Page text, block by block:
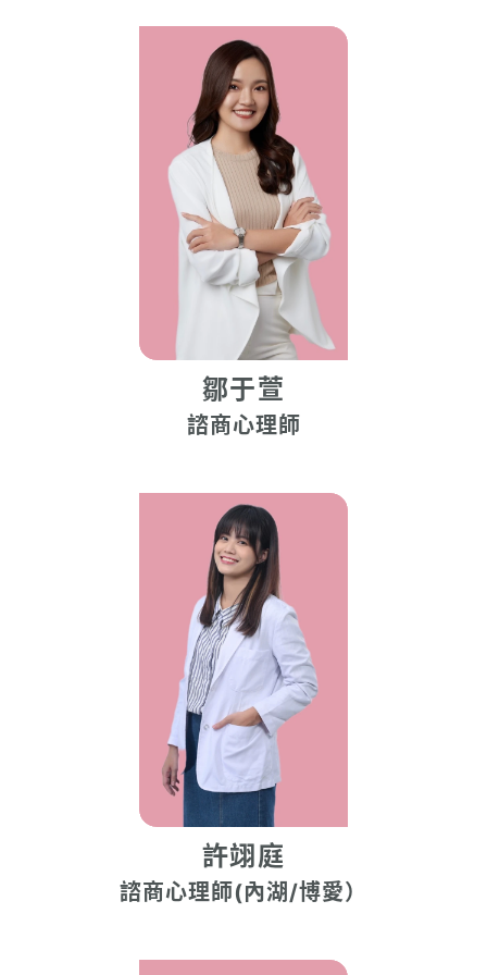
鄒于萱
諮商心理師
許翊庭
諮商心理師(內湖/博愛）